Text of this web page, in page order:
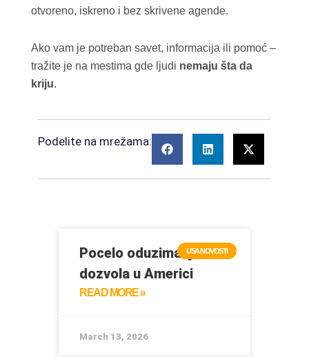
otvoreno, iskreno i bez skrivene agende.
Ako vam je potreban savet, informacija ili pomoć –
tražite je na mestima gde ljudi nemaju šta da
kriju.
Podelite na mrežama:
USA NOVOSTI
Pocelo oduzimanje CDL
dozvola u Americi
READ MORE »
March 13, 2026